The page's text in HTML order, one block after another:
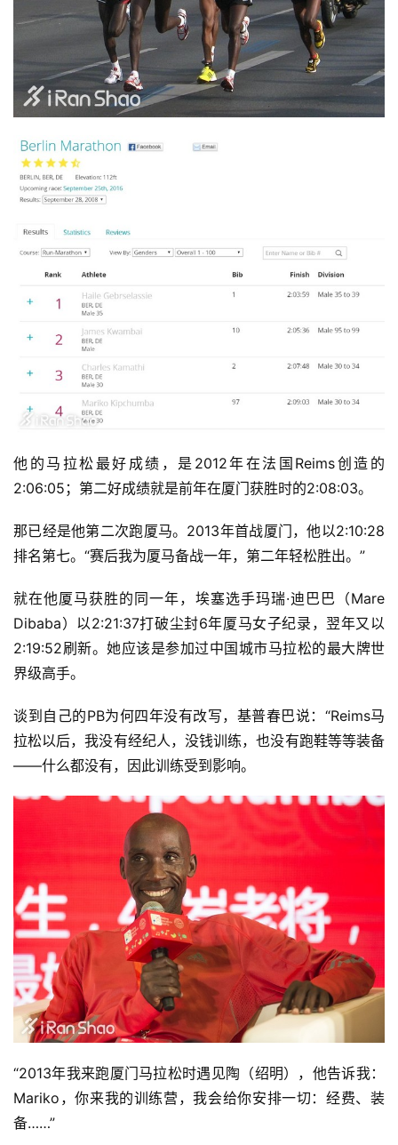
他的马拉松最好成绩，是2012年在法国Reims创造的
2:06:05；第二好成绩就是前年在厦门获胜时的2:08:03。
那已经是他第二次跑厦马。2013年首战厦门，他以2:10:28
排名第七。“赛后我为厦马备战一年，第二年轻松胜出。”
就在他厦马获胜的同一年，埃塞选手玛瑞·迪巴巴（Mare
Dibaba）以2:21:37打破尘封6年厦马女子纪录，翌年又以
2:19:52刷新。她应该是参加过中国城市马拉松的最大牌世
界级高手。
谈到自己的PB为何四年没有改写，基普春巴说：“Reims马
拉松以后，我没有经纪人，没钱训练，也没有跑鞋等等装备
——什么都没有，因此训练受到影响。
“2013年我来跑厦门马拉松时遇见陶（绍明），他告诉我：
Mariko，你来我的训练营，我会给你安排一切：经费、装
备……”